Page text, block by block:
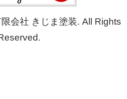
会社 きじま塗装. All Rights